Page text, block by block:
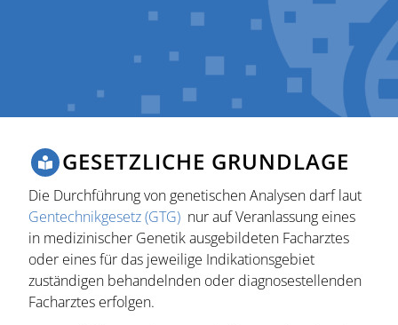
GESETZLICHE GRUNDLAGE
Die Durchführung von genetischen Analysen darf laut
Gentechnikgesetz (GTG) nur auf Veranlassung eines
in medizinischer Genetik ausgebildeten Facharztes
oder eines für das jeweilige Indikationsgebiet
zuständigen behandelnden oder diagnosestellenden
Facharztes erfolgen.